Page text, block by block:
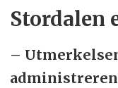
Stordalen
–